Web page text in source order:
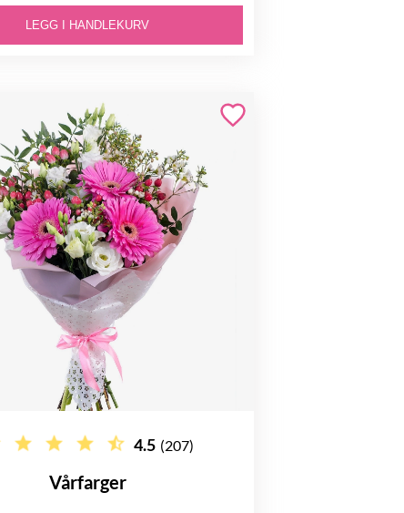
LEGG I HANDLEKURV
4.5 (207)
Vårfarger